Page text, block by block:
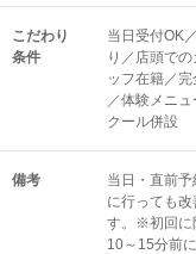
こだわり
条件
当日受付OK
り／店頭で
ッフ在籍／
／体験メニ
クール併設
備考
当日・直前
に行っても
す。※初回に
10～15分前